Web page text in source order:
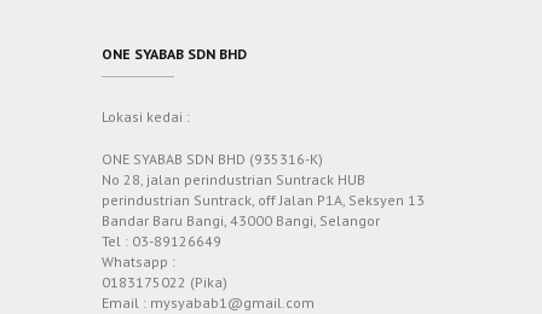
ONE SYABAB SDN BHD
Lokasi kedai :
ONE SYABAB SDN BHD (935316-K)
No 28, jalan perindustrian Suntrack HUB
perindustrian Suntrack, off Jalan P1A, Seksyen 13
Bandar Baru Bangi, 43000 Bangi, Selangor
Tel : 03-89126649
Whatsapp :
0183175022 (Pika)
Email : mysyabab1@gmail.com